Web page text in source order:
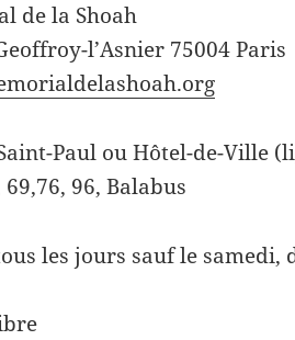
de la Shoah
l’Asnier 75004 Paris
Paul ou Hôtel-de-Ville
69,76, 96, Balabus
les jours sauf le samedi,